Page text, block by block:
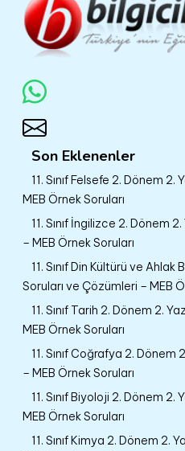
Son Eklenenler
11. Sınıf Felsefe 2. Dönem 2.
MEB Örnek Soruları
11. Sınıf İngilizce 2. Dönem
– MEB Örnek Soruları
11. Sınıf Din Kültürü ve Ahlak
Soruları ve Çözümleri – MEB
11. Sınıf Tarih 2. Dönem 2.
MEB Örnek Soruları
11. Sınıf Coğrafya 2. Dönem
– MEB Örnek Soruları
11. Sınıf Biyoloji 2. Dönem 2.
MEB Örnek Soruları
11. Sınıf Kimya 2. Dönem 2.